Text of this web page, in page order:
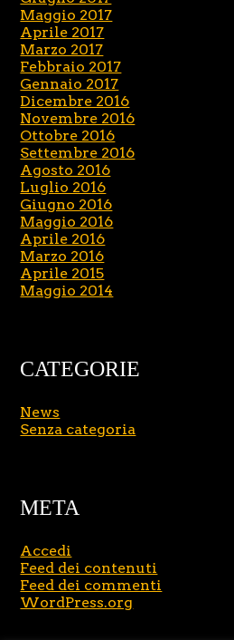
Maggio 2017
Aprile 2017
Marzo 2017
Febbraio 2017
Gennaio 2017
Dicembre 2016
Novembre 2016
Ottobre 2016
Settembre 2016
Agosto 2016
Luglio 2016
Giugno 2016
Maggio 2016
Aprile 2016
Marzo 2016
Aprile 2015
Maggio 2014
CATEGORIE
News
Senza categoria
META
Accedi
Feed dei contenuti
Feed dei commenti
WordPress.org